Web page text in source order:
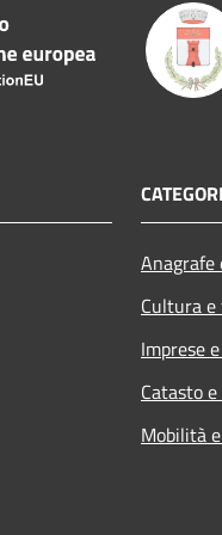
Cultura
Imprese
Catasto
Mobilità